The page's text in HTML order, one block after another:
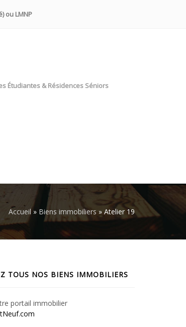
ou LMNP
Étudiantes & Résidences Séniors
Accueil» Biens immobiliers » Atelier 19
TOUS NOS BIENS IMMOBILIERS
portail immobilier